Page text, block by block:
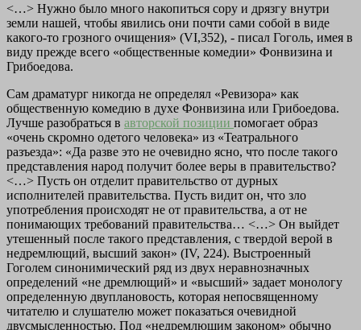
<…> Нужно было много накопиться сору и дрязгу внутри
земли нашей, чтобы явились они почти сами собой в виде
какого-то грозного очищения» (VI,352), - писал Гоголь, имея в
виду прежде всего «общественные комедии» Фонвизина и
Грибоедова.
Сам драматург никогда не определял «Ревизора» как
общественную комедию в духе Фонвизина или Грибоедова.
Лучше разобраться в авторской позиции помогает образ
«очень скромно одетого человека» из «Театрального
разъезда»: «Да разве это не очевидно ясно, что после такого
представления народ получит более веры в правительство?
<…> Пусть он отделит правительство от дурных
исполнителей правительства. Пусть видит он, что зло
употребления происходят не от правительства, а от не
понимающих требований правительства… <…> Он выйдет
утешенный после такого представления, с твердой верой в
недремлющий, высший закон» (IV, 224). Выстроенный
Гоголем синонимический ряд из двух неравнозначных
определений «не дремлющий» и «высший» задает монологу
определенную двуплановость, которая непосвященному
читателю и слушателю может показаться очевидной
двусмысленностью. Под «недремлющим законом» обычно